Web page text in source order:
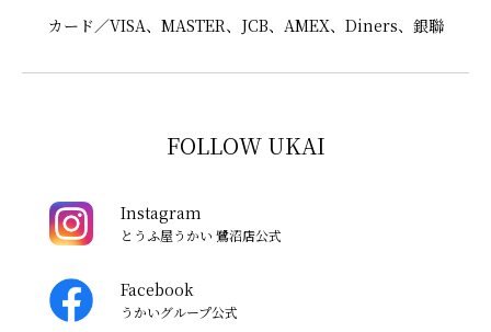
カード／VISA、MASTER、JCB、AMEX、Diners、銀聯
FOLLOW UKAI
Instagram
とうふ屋うかい 鷺沼店公式
Facebook
うかいグループ公式